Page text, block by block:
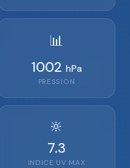
📊
1002 hPa
PRESSION
🔆
7.3
INDICE UV MAX